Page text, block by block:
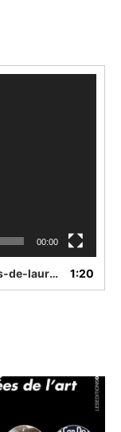
00:00
ovadia 1:20